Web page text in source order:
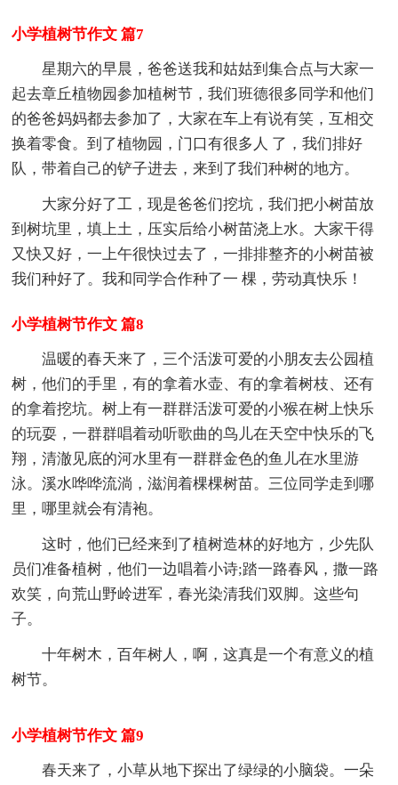
小学植树节作文 篇7
星期六的早晨，爸爸送我和姑姑到集合点与大家一
起去章丘植物园参加植树节，我们班德很多同学和他们
的爸爸妈妈都去参加了，大家在车上有说有笑，互相交
换着零食。到了植物园，门口有很多人 了，我们排好
队，带着自己的铲子进去，来到了我们种树的地方。
大家分好了工，现是爸爸们挖坑，我们把小树苗放
到树坑里，填上土，压实后给小树苗浇上水。大家干得
又快又好，一上午很快过去了，一排排整齐的小树苗被
我们种好了。我和同学合作种了一 棵，劳动真快乐！
小学植树节作文 篇8
温暖的春天来了，三个活泼可爱的小朋友去公园植
树，他们的手里，有的拿着水壶、有的拿着树枝、还有
的拿着挖坑。树上有一群群活泼可爱的小猴在树上快乐
的玩耍，一群群唱着动听歌曲的鸟儿在天空中快乐的飞
翔，清澈见底的河水里有一群群金色的鱼儿在水里游
泳。溪水哗哗流淌，滋润着棵棵树苗。三位同学走到哪
里，哪里就会有清袍。
这时，他们已经来到了植树造林的好地方，少先队
员们准备植树，他们一边唱着小诗;踏一路春风，撒一路
欢笑，向荒山野岭进军，春光染清我们双脚。这些句
子。
十年树木，百年树人，啊，这真是一个有意义的植
树节。
小学植树节作文 篇9
春天来了，小草从地下探出了绿绿的小脑袋。一朵